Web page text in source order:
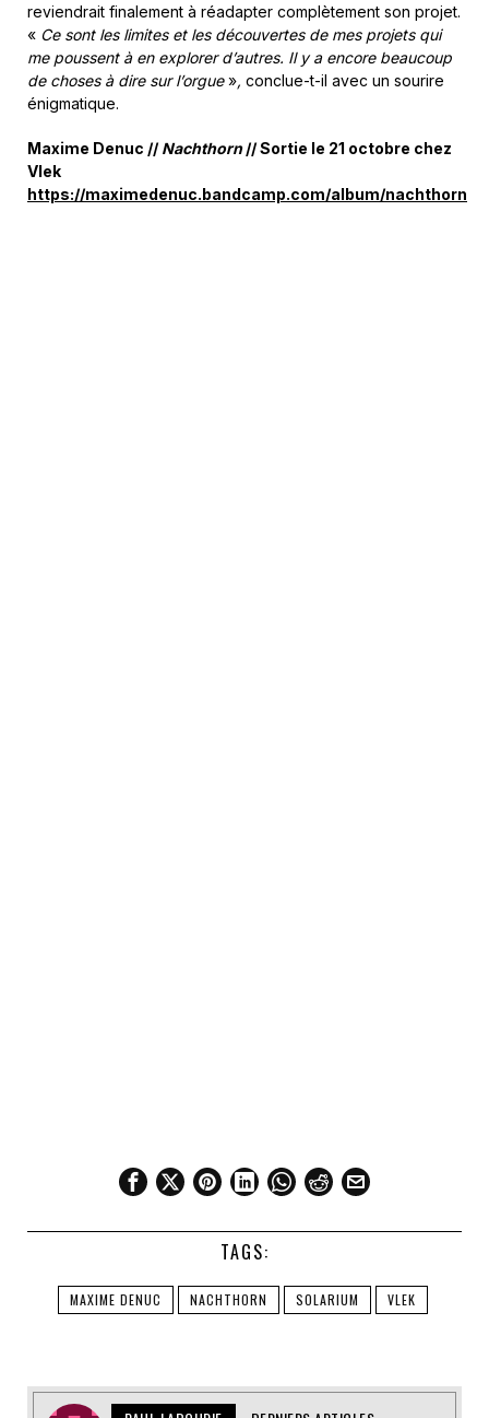
reviendrait finalement à réadapter complètement son projet.
« Ce sont les limites et les découvertes de mes projets qui
me poussent à en explorer d’autres. Il y a encore beaucoup
de choses à dire sur l’orgue», conclue-t-il avec un sourire
énigmatique.
Maxime Denuc // Nachthorn// Sortie le 21 octobre chez
Vlek
https://maximedenuc.bandcamp.com/album/nachthorn
TAGS:
MAXIME DENUC NACHTHORN SOLARIUM VLEK